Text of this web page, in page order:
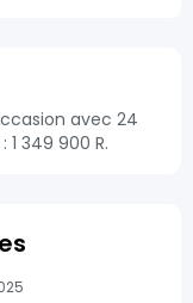
avec 24
349 900 R.